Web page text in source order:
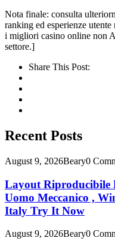
Nota finale: consulta
ranking ed esperienze
i migliori casino online non
settore.]
Share This Post:
Recent Posts
August 9, 2026Beary0
Layout Riproducibile
Uomo Meccanico ,
Italy Try It Now
August 9, 2026Beary0